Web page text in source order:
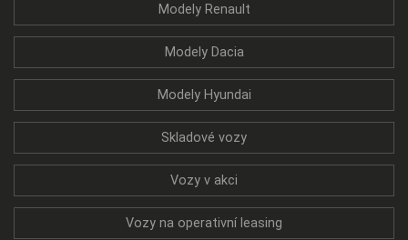
Modely Renault
Modely Dacia
Modely Hyundai
Skladové vozy
Vozy v akci
Vozy na operativní leasing